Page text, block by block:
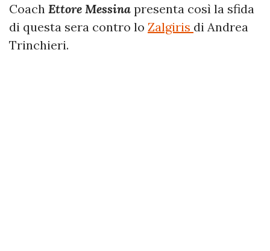
Coach Ettore Messina presenta così la sfida
di questa sera contro lo Zalgiris di Andrea
Trinchieri.